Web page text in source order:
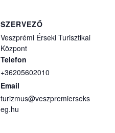
SZERVEZŐ
Veszprémi Érseki Turisztikai
Központ
Telefon
+36205602010
Email
turizmus@veszpremierseks
eg.hu